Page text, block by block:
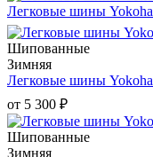
Легковые шины
Шипованные
Зимняя
Легковые шины
от 5 300 ₽
Шипованные
Зимняя